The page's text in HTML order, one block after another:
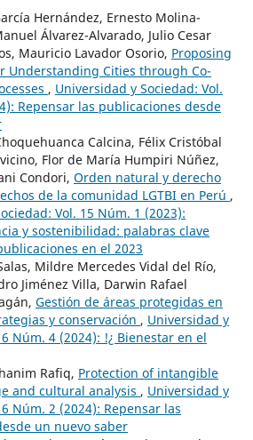
Hernández, Ernesto Molina-
Álvarez-Alvarado, Julio Cesar
Mauricio Lavador Osorio, Proposing
Understanding Cities through Co-
, Universidad y Sociedad: Vol.
Repensar las publicaciones desde
Calcina, Félix Cristóbal
Flor de María Humpiri Núñez,
Condori, Orden natural y derecho
de la comunidad LGTBI en Perú ,
Vol. 15 Núm. 1 (2023):
y sostenibilidad: palabras clave
en el 2023
Mildre Mercedes Vidal del Río,
Jiménez Villa, Darwin Rafael
Gestión de áreas protegidas en
y conservación , Universidad y
Núm. 4 (2024): !¿ Bienestar en el
Rafiq, Protection of intangible
and cultural analysis , Universidad y
Núm. 2 (2024): Repensar las
un nuevo saber